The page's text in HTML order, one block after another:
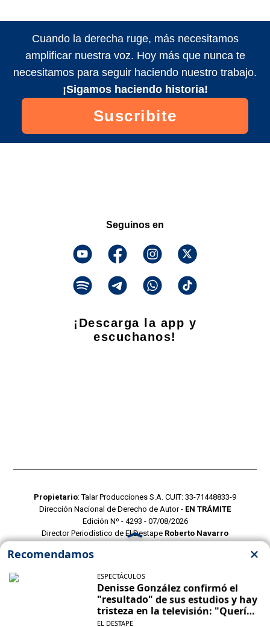
Cuando la derecha ruge, más necesitamos
amplificar nuestra voz. Hoy más que nunca te
necesitamos para seguir haciendo nuestro trabajo.
¡Sigamos haciendo historia!
Suscribite
Seguinos en
¡Descarga la app y
escuchanos!
Propietario: Talar Producciones S.A. CUIT: 33-71448833-9
Dirección Nacional de Derecho de Autor - EN TRÁMITE
Edición Nº - 4293 - 07/08/2026
Director Periodístico de El Destape Roberto Navarro
POLITICAS DE PRIVACIDAD
CONTACTO COMERCIAL
CONTACTO EDITORIAL